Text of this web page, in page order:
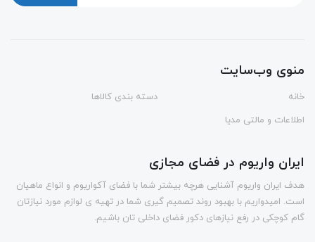
منوی وب‌سایت
خانه
دسته بندی کالاها
اطلاعات و مالتی مدیا
ایران واریوم در فضای مجازی
هدف ایران واریوم آشنایی هرچه بیشتر شما با فضای آکواریوم و انواع ماهیان
است. امیدواریم با بهبود روند تصمیم گیری شما در تهیه ی لوازم مورد نیازتان
گام کوچکی در رفع نیازهای دکور فضای داخلی تان باشیم.